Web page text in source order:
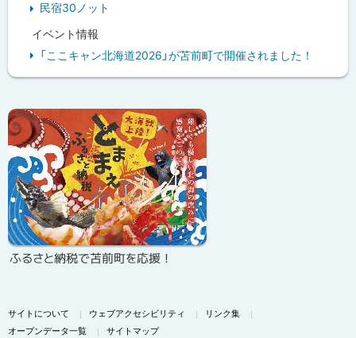
民宿30ノット
イベント情報
「ここキャン北海道2026」が苫前町で開催されました！
ッ
ク
ア
ッ
プ
ふるさと納税で苫前町を応援！
サイトについて ウェブアクセシビリティ
リンク集
オープンデータ一覧
サイトマップ